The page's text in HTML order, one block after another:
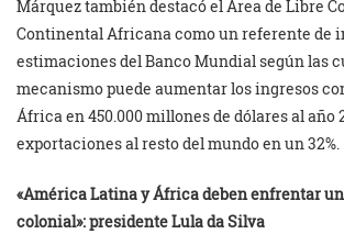
Márquez también destacó el Área de Libre
Continental Africana como un referente de
estimaciones del Banco Mundial según las
mecanismo puede aumentar los ingresos
África en 450.000 millones de dólares al año
exportaciones al resto del mundo en un 32%.
«América Latina y África deben enfrentar
colonial»: presidente Lula da Silva